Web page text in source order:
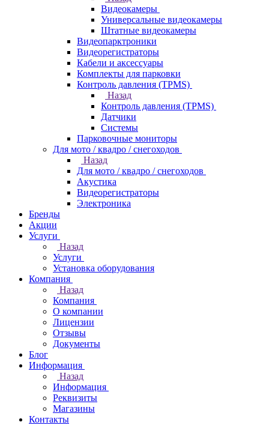
Видеокамеры
Универсальные видеокамеры
Штатные видеокамеры
Видеопарктроники
Видеорегистраторы
Кабели и аксессуары
Комплекты для парковки
Контроль давления (TPMS)
Назад
Контроль давления (TPMS)
Датчики
Системы
Парковочные мониторы
Для мото / квадро / снегоходов
Назад
Для мото / квадро / снегоходов
Акустика
Видеорегистраторы
Электроника
Бренды
Акции
Услуги
Назад
Услуги
Установка оборудования
Компания
Назад
Компания
О компании
Лицензии
Отзывы
Документы
Блог
Информация
Назад
Информация
Реквизиты
Магазины
Контакты